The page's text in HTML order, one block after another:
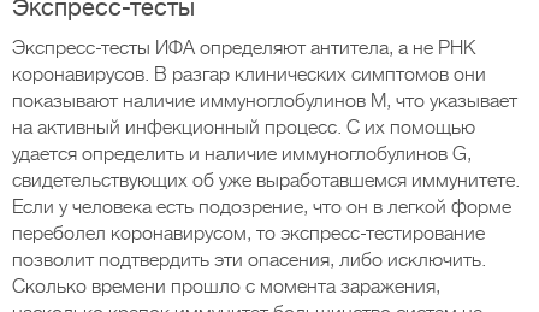
Экспресс-тесты
Экспресс-тесты ИФА определяют антитела, а не РНК
коронавирусов. В разгар клинических симптомов они
показывают наличие иммуноглобулинов M, что указывает
на активный инфекционный процесс. С их помощью
удается определить и наличие иммуноглобулинов G,
свидетельствующих об уже выработавшемся иммунитете.
Если у человека есть подозрение, что он в легкой форме
переболел коронавирусом, то экспресс-тестирование
позволит подтвердить эти опасения, либо исключить.
Сколько времени прошло с момента заражения,